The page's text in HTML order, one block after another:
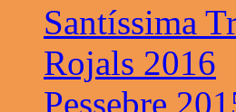
Santíssima
Rojals 2016
Pessebre